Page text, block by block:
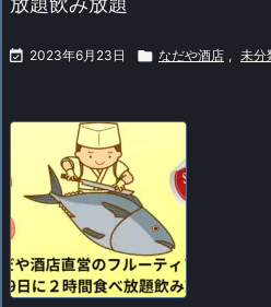
 2023年6月23日  なだや酒店 , 未分